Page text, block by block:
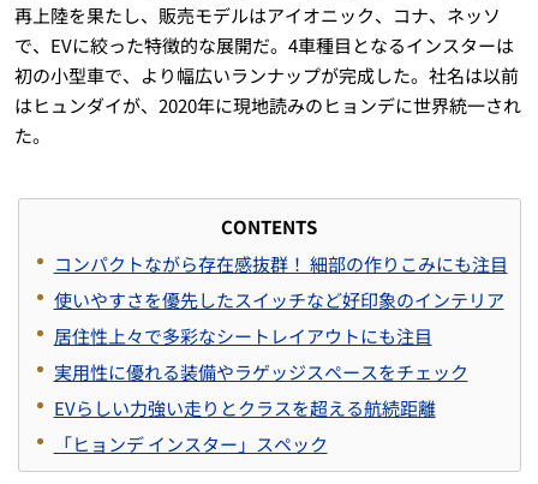
再上陸を果たし、販売モデルはアイオニック、コナ、ネッソ
で、EVに絞った特徴的な展開だ。4車種目となるインスターは
初の小型車で、より幅広いランナップが完成した。社名は以前
はヒュンダイが、2020年に現地読みのヒョンデに世界統一され
た。
CONTENTS
コンパクトながら存在感抜群！ 細部の作りこみにも注目
使いやすさを優先したスイッチなど好印象のインテリア
居住性上々で多彩なシートレイアウトにも注目
実用性に優れる装備やラゲッジスペースをチェック
EVらしい力強い走りとクラスを超える航続距離
「ヒョンデ インスター」スペック